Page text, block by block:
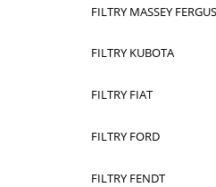
FILTRY MASSEY
FILTRY KUBOTA
FILTRY FIAT
FILTRY FORD
FILTRY FENDT